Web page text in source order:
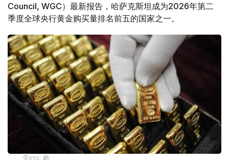
Council, WGC）最新报告，哈萨克斯坦成为2026年第二
季度全球央行黄金购买量排名前五的国家之一。
Фото: ӨзА